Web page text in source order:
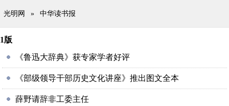
光明网 » 中华读书报
1版
《鲁迅大辞典》获专家学者好评
《部级领导干部历史文化讲座》推出图文全本
薛野请辞非工委主任